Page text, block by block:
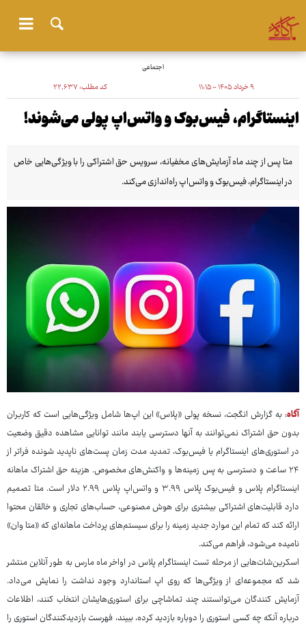
اجتماعی
۹ خرداد ۱۴۰۵ - ۱۱:۱۵ کد مطلب:۲۲٬۶۳۷
اینستاگرام، فیس‌بوک و واتس‌اپ پولی می‌شوند!
متا پس از چند ماه آزمایش‌های مخفیانه، سرویس حق اشتراکی را با ویژگی‌هایی خاص
در اینستاگرام، فیس‌بوک و واتس‌اپ راه‌اندازی می‌کند.
آگاه: به گزارش انگجت، نسخه پولی «پلاس» این اپ‌ها شامل ویژگی‌هایی است که کاربران
بدون حق اشتراک نمی‌توانند به آنها دسترسی یابند مانند توانایی مشاهده دقیق وضعیت
در استوری‌های اینستاگرام یا فیس‌بوک، تمدید مدت زمان پست‌های ناپدید شونده فراتر از
۲۴ ساعت و دسترسی به پس زمینه‌ها و واکنش‌های مخصوص. هزینه حق اشتراک ماهانه
اینستاگرام پلاس و فیس‌بوک پلاس ۳.۹۹ و واتس‌اپ پلاس ۲.۹۹ دلار است. متا تصمیم
دارد قابلیت‌های اشتراکی بیشتری برای هوش مصنوعی، حساب‌های تجاری و خالقان محتوا
ارائه کند که تمام این موارد جدید زمینه را برای سیستم‌های پرداخت ماهانه‌ای که «متا وان»
نامیده می‌شود، فراهم می‌کند.
اسکرین‌شات‌هایی از مرحله تست اینستاگرام پلاس در اواخر ماه مارس به طور آنلاین منتشر
شد که مجموعه‌ای از ویژگی‌ها که روی اپ استاندارد وجود نداشت را نمایش می‌داد.
آزمایش کنندگان می‌توانستند چند تماشاچی برای استوری‌هایشان انتخاب کنند، اطلاعات
درباره آنکه چه کسی استوری را دوباره بازدید کرده، ببیند، فهرست بازدیدکنندگان استوری را